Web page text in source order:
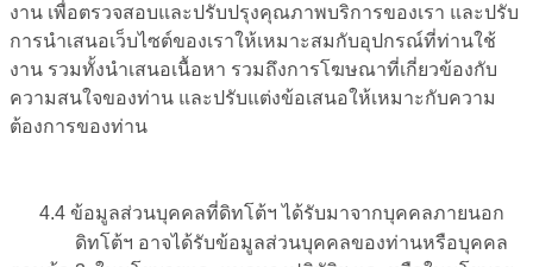
งาน เพื่อตรวจสอบและปรับปรุงคุณภาพบริการของเรา และปรับ
การนำเสนอเว็บไซต์ของเราให้เหมาะสมกับอุปกรณ์ที่ท่านใช้
งาน รวมทั้งนำเสนอเนื้อหา รวมถึงการโฆษณาที่เกี่ยวข้องกับ
ความสนใจของท่าน และปรับแต่งข้อเสนอให้เหมาะกับความ
ต้องการของท่าน
4.4 ข้อมูลส่วนบุคคลที่ดิทโต้ฯ ได้รับมาจากบุคคลภายนอก
ดิทโต้ฯ อาจได้รับข้อมูลส่วนบุคคลของท่านหรือบุคคล